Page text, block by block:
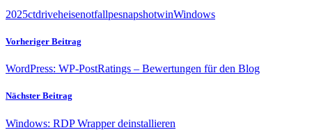
2025ctdriveheisenotfallpesnapshotwinWindows
Vorheriger Beitrag
WordPress: WP-PostRatings – Bewertungen für den Blog
Nächster Beitrag
Windows: RDP Wrapper deinstallieren